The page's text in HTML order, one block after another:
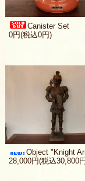
Canister Set
0円(税込0円)
Object "Knight
28,000円(税込30,800